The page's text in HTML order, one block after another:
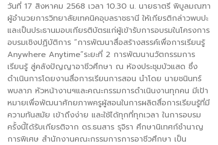
วันที่ 17 สิงหาคม 2568 เวลา 10.30 น. นายธาตรี พิบูลมณฑา
ผู้อำนวยการวิทยาลัยเทคนิคอุบลราชธานี ให้เกียรติกล่าวพบปะ
และเป็นประธานมอบเกียรติบัตรแก่ผู้เข้ารับการอบรมในโครงการ
อบรมเชิงปฏิบัติการ “การพัฒนาสื่อสร้างสรรค์เพื่อการเรียนรู้
Anywhere Anytime”ระยะที่ 2 การพัฒนานวัตกรรมการ
เรียนรู้ สู่คลังปัญญาอาชีวศึกษา ณ ห้องประชุมบัวแสด ซึ่ง
ดำเนินการโดยงานสื่อการเรียนการสอน นำโดย นายชนินทร์
พบลาภ หัวหน้างานฯและคณะกรรมการดำเนินงานทุกคน มีเป้า
หมายเพื่อพัฒนาศักยภาพครูผู้สอนในการผลิตสื่อการเรียนรู้ที่มี
ความทันสมัย เข้าถึงง่าย และใช้ได้ทุกที่ทุกเวลา ในการอบรม
ครั้งนี้ได้รับเกียรติจาก ดร.ธนสาร รุจิรา ศึกษานิเทศก์ชำนาญ
การพิเศษ สำนักงานคณะกรรมการการอาชีวศึกษา เป็น